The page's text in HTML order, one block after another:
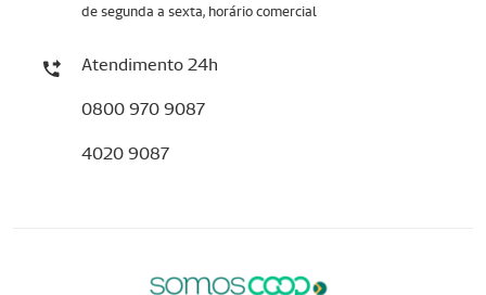
de segunda a sexta, horário comercial
Atendimento 24h
0800 970 9087
4020 9087